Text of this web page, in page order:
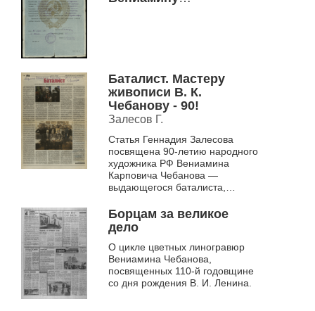
Баталист. Мастеру
живописи В. К.
Чебанову - 90!
Залесов Г.
Статья Геннадия Залесова
посвящена 90-летию народного
художника РФ Вениамина
Карповича Чебанова —
выдающегося баталиста,
Отечественной войны. Автор
подчеркивает, что творчество
Чебанова...
Борцам за великое
дело
О цикле цветных линогравюр
Вениамина Чебанова,
посвященных 110-й годовщине
со дня рождения В. И. Ленина.